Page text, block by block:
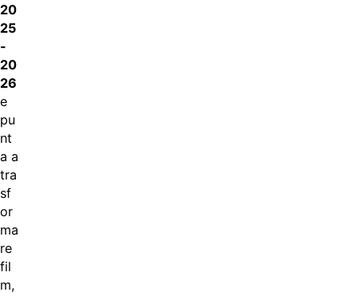
20
25
-
20
26
e
pu
nt
a a
tra
sf
or
ma
re
fil
m,